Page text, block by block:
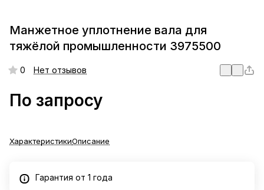
Манжетное уплотнение вала для
тяжёлой промышленности 3975500
0 Нет отзывов
По запросу
ХарактеристикиОписание
Гарантия от 1 года